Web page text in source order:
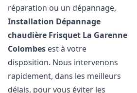
réparation ou un dépannage,
Installation Dépannage
chaudière Frisquet La Garenne
Colombes est à votre
disposition. Nous intervenons
rapidement, dans les meilleurs
délais, pour vous éviter les